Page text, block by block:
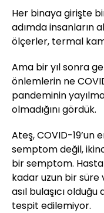
Her binaya girişte
adımda insanların
ölçerler, termal
Ama bir yıl sonra
önlemlerin ne
pandeminin
olmadığını gördük.
Ateş, COVID-
semptom değil,
bir semptom.
kadar uzun bir süre
asıl bulaşıcı
tespit edilemiyor.